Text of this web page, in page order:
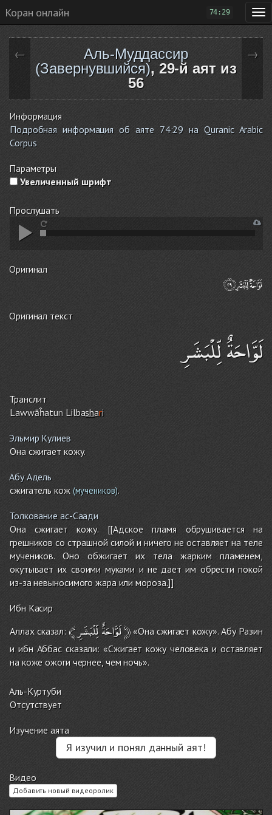
Коран онлайн 74:29
←
Аль-Муддассир
(Завернувшийся), 29-й аят из
56
→
Информация
Подробная информация об аяте 74:29 на Quranic Arabic
Corpus
Параметры
Увеличенный шрифт
Прослушать
Оригинал
Оригинал текст
لَوَّاحَةٌ لِّلْبَشَرِ
Транслит
Lawwāĥatun Lilbashari
Эльмир Кулиев
Она сжигает кожу.
Абу Адель
сжигатель кож(мучеников).
Толкование ас-Саади
Она сжигает кожу. [[Адское пламя обрушивается на
грешников со страшной силой и ничего не оставляет на теле
мучеников. Оно обжигает их тела жарким пламенем,
окутывает их своими муками и не дает им обрести покой
из-за невыносимого жара или мороза.]]
Ибн Касир
Аллах сказал: ﴾ لَوَّاحَةٌلِّلْبَشَرِ ﴿«Она сжигает кожу». Абу Разин
и ибн Аббас сказали: «Сжигает кожу человека и оставляет
на коже ожоги чернее, чем ночь».
Аль-Куртуби
Отсутствует
Изучение аята
Я изучил и понял данный аят!
Видео
Добавить новый видеоролик